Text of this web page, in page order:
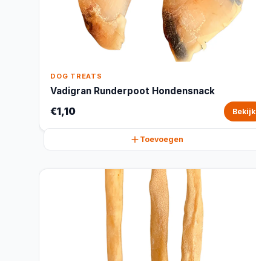
DOG TREATS
Vadigran Runderpoot Hondensnack
€1,10 Bekijk
Toevoegen